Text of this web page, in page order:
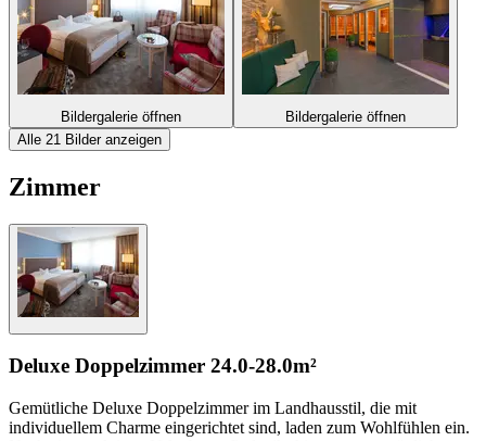
Bildergalerie öffnen
Bildergalerie öffnen
Alle 21 Bilder anzeigen
Zimmer
Deluxe Doppelzimmer 24.0-28.0m²
Gemütliche Deluxe Doppelzimmer im Landhausstil, die mit
individuellem Charme eingerichtet sind, laden zum Wohlfühlen ein.